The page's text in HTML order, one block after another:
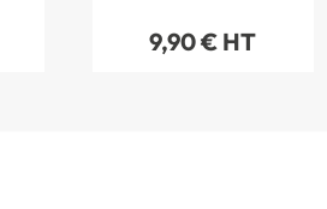
9,90 € HT